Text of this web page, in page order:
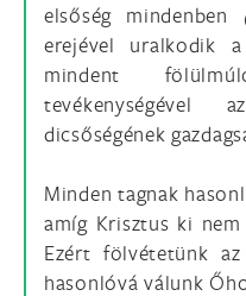
elsőség mindenben
erejével uralkodik
mindent
dicsőségének
Minden tagnak
amíg Krisztus ki
Ezért fölvétetünk
hasonlóvá válunk